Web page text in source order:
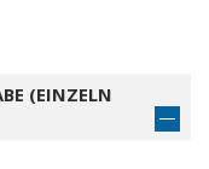
(EINZELN